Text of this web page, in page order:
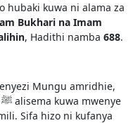
hubaki kuwa ni alama za
Bukhari na Imam
, Hadithi namba 688.
Mungu amridhie,
Sifa hizo ni kufanya